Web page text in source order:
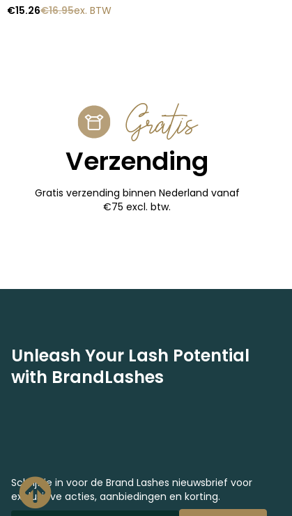
€16.95
€15.26 ex. BTW
Gratis
Verzending
Gratis verzending binnen Nederland vanaf
€75 excl. btw.
Unleash Your Lash Potential
with BrandLashes
Schrijf je in voor de Brand Lashes nieuwsbrief voor
exclusieve acties, aanbiedingen en korting.